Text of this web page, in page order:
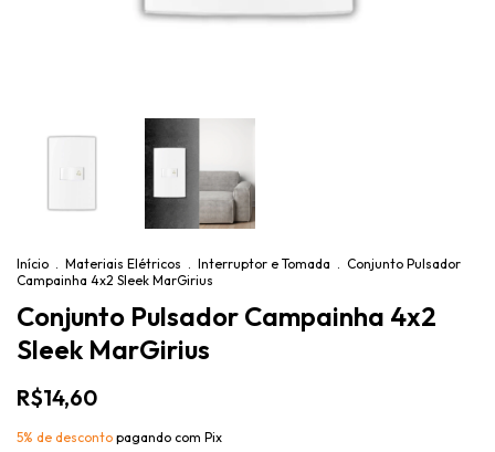
Início . Materiais Elétricos . Interruptor e Tomada . Conjunto Pulsador
Campainha 4x2 Sleek MarGirius
Conjunto Pulsador Campainha 4x2
Sleek MarGirius
R$14,60
5% de desconto pagando com Pix